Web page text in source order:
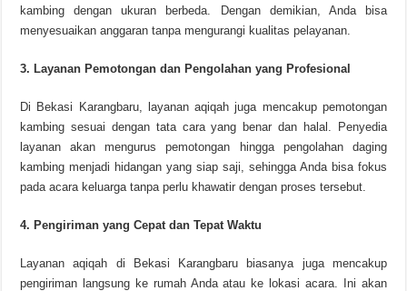
kambing dengan ukuran berbeda. Dengan demikian, Anda bisa
menyesuaikan anggaran tanpa mengurangi kualitas pelayanan.
3. Layanan Pemotongan dan Pengolahan yang Profesional
Di Bekasi Karangbaru, layanan aqiqah juga mencakup pemotongan
kambing sesuai dengan tata cara yang benar dan halal. Penyedia
layanan akan mengurus pemotongan hingga pengolahan daging
kambing menjadi hidangan yang siap saji, sehingga Anda bisa fokus
pada acara keluarga tanpa perlu khawatir dengan proses tersebut.
4. Pengiriman yang Cepat dan Tepat Waktu
Layanan aqiqah di Bekasi Karangbaru biasanya juga mencakup
pengiriman langsung ke rumah Anda atau ke lokasi acara. Ini akan